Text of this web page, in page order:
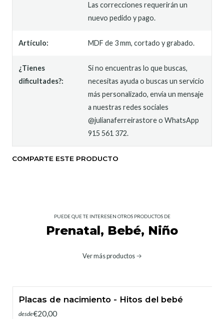
Las correcciones requerirán un
nuevo pedido y pago.
Artículo: MDF de 3 mm, cortado y grabado.
¿Tienes
dificultades?:
Si no encuentras lo que buscas,
necesitas ayuda o buscas un servicio
más personalizado, envía un mensaje
a nuestras redes sociales
@julianaferreirastore o WhatsApp
915 561 372.
COMPARTE ESTE PRODUCTO
PUEDE QUE TE INTERESEN OTROS PRODUCTOS DE
Prenatal, Bebé, Niño
Ver más productos
Placas de nacimiento - Hitos del bebé
desde€20,00